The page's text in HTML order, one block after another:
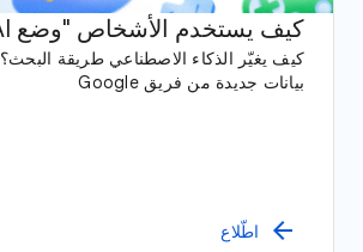
كيف يستخدم الأشخاص "وضع AI"
كيف يغيّر الذكاء الاصطناعي طريقة البحث؟
بيانات جديدة من فريق Google
arrow_back اطّلاع